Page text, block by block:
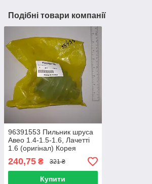
Подібні товари компанії
96391553 Пильник шруса
Авео 1.4-1.5-1.6, Лачетті
1.6 (оригінал) Корея
зовнішній (комплект з
хомутами та мастилом)
240,75 ₴ 321 ₴
Купити